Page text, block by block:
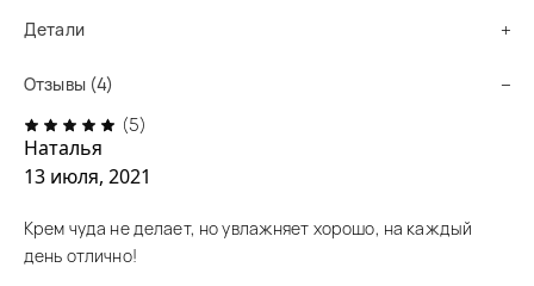
Детали
Отзывы (4)
(5)
Наталья
13 июля, 2021
Крем чуда не делает, но увлажняет хорошо, на каждый
день отлично!